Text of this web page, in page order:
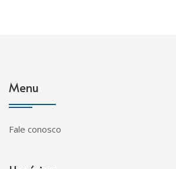
Menu
Fale conosco